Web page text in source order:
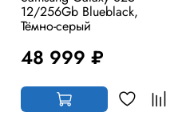
12/256Gb Blueblack,
Тёмно-серый
48 999 ₽